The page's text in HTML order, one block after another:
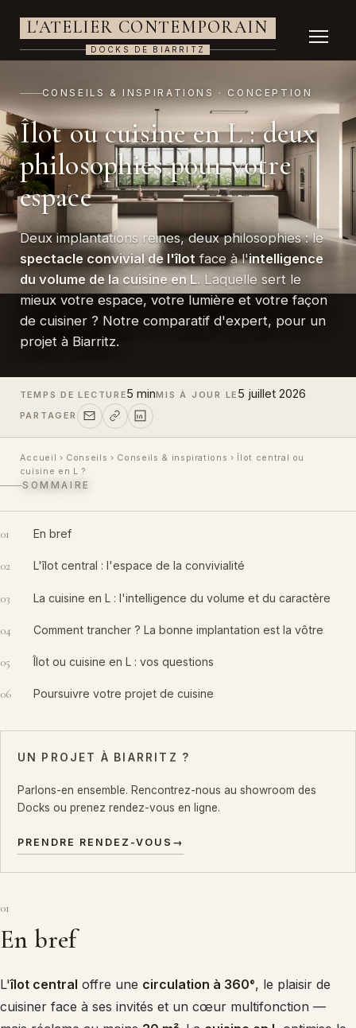
L'ATELIER CONTEMPORAIN
DOCKS DE BIARRITZ
CONSEILS & INSPIRATIONS · CONCEPTION
Îlot ou cuisine en L : deux
philosophies pour votre
espace
Deux implantations reines, deux philosophies : le
spectacle convivial de l'îlot face à l'intelligence
du volume de la cuisine en L. Laquelle sert le
mieux votre espace, votre lumière et votre façon
de cuisiner ? Notre comparatif d'expert, pour un
projet à Biarritz.
TEMPS DE LECTURE5 minMIS À JOUR LE 5 juillet 2026
PARTAGER
Accueil › Conseils › Conseils & inspirations › Îlot central ou
cuisine en L ?
SOMMAIRE
01 En bref
02 L'îlot central : l'espace de la convivialité
03 La cuisine en L : l'intelligence du volume et du caractère
04 Comment trancher ? La bonne implantation est la vôtre
05 Îlot ou cuisine en L : vos questions
06 Poursuivre votre projet de cuisine
UN PROJET À BIARRITZ ?
Parlons-en ensemble. Rencontrez-nous au showroom des
Docks ou prenez rendez-vous en ligne.
PRENDRE RENDEZ-VOUS →
01
En bref
L'îlot central offre une circulation à 360°, le plaisir de
cuisiner face à ses invités et un cœur multifonction —